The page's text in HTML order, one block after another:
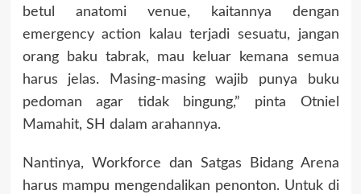
betul anatomi venue, kaitannya dengan
emergency action kalau terjadi sesuatu, jangan
orang baku tabrak, mau keluar kemana semua
harus jelas. Masing-masing wajib punya buku
pedoman agar tidak bingung,” pinta Otniel
Mamahit, SH dalam arahannya.
Nantinya, Workforce dan Satgas Bidang Arena
harus mampu mengendalikan penonton. Untuk di